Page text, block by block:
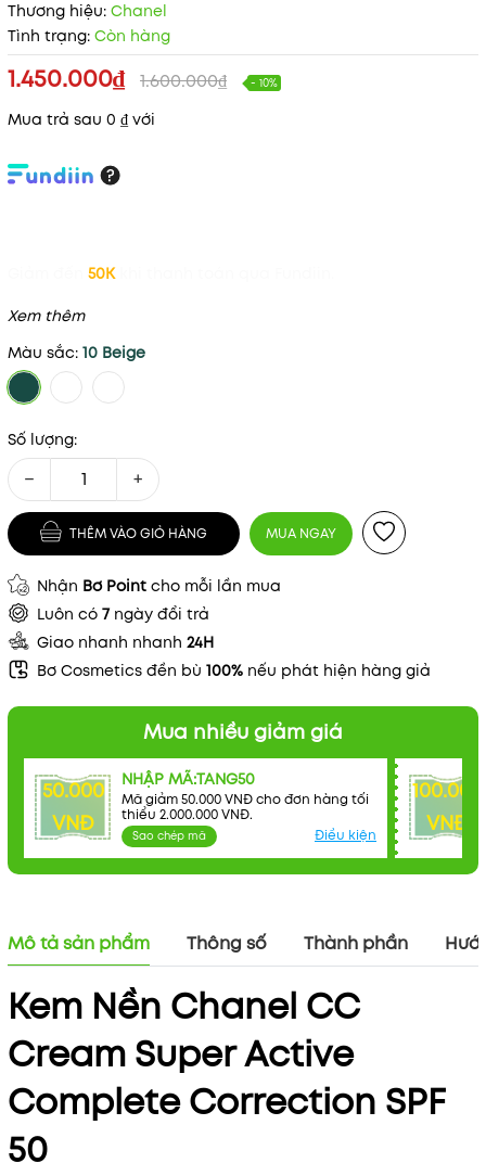
Thương hiệu: Chanel
Tình trạng: Còn hàng
1.450.000₫ 1.600.000₫ - 10%
Mua trả sau 0 ₫ với
50K
Xem thêm
Màu sắc: 10 Beige
Số lượng:
− +
THÊM VÀO GIỎ HÀNG MUA NGAY
Nhận Bơ Point cho mỗi lần mua
Luôn có 7 ngày đổi trả
Giao nhanh nhanh 24H
Bơ Cosmetics đền bù 100% nếu phát hiện hàng giả
Mua nhiều giảm giá
50.000
VNĐ
NHẬP MÃ:TANG50
Mã giảm 50.000 VNĐ cho đơn hàng tối
thiểu 2.000.000 VNĐ.
Sao chép mã Điều kiện
100.000
VNĐ
Mô tả sản phẩm Thông số Thành phần
Kem Nền Chanel CC
Cream Super Active
Complete Correction SPF
50